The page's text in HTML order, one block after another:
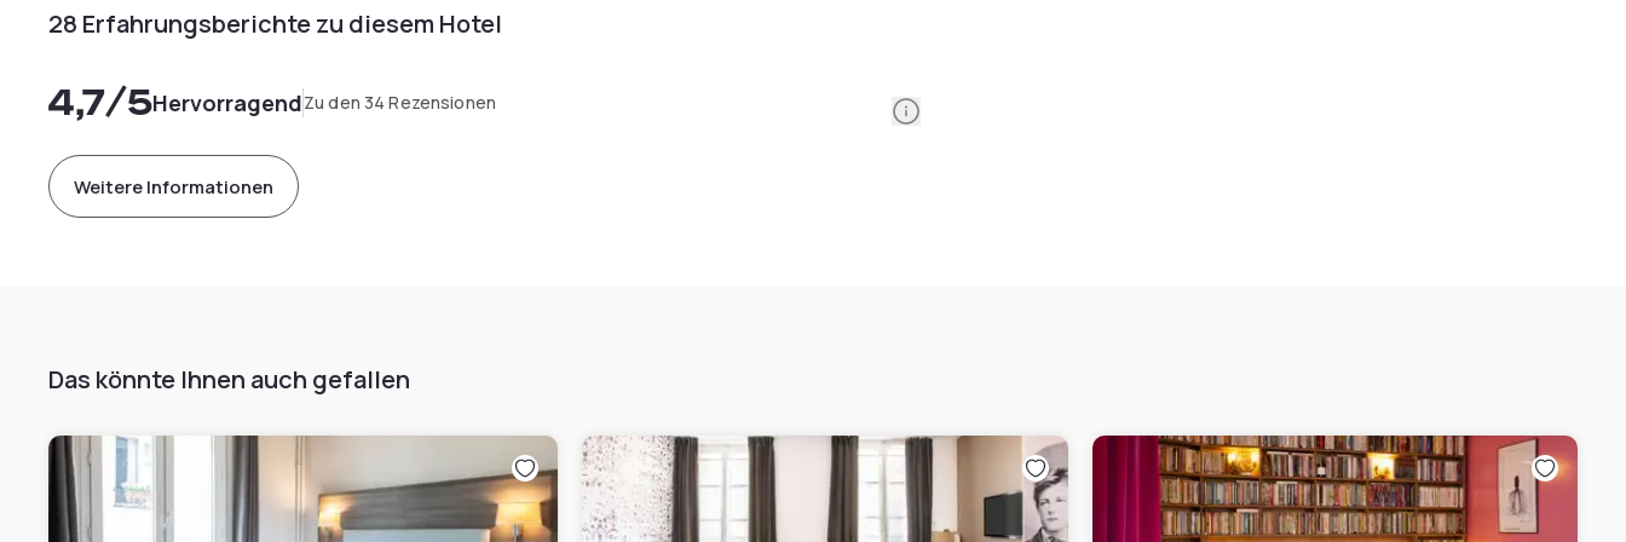
28 Erfahrungsberichte zu diesem Hotel
4,7/5HervorragendZu den 34 Rezensionen Information
Weitere Informationen
Das könnte Ihnen auch gefallen